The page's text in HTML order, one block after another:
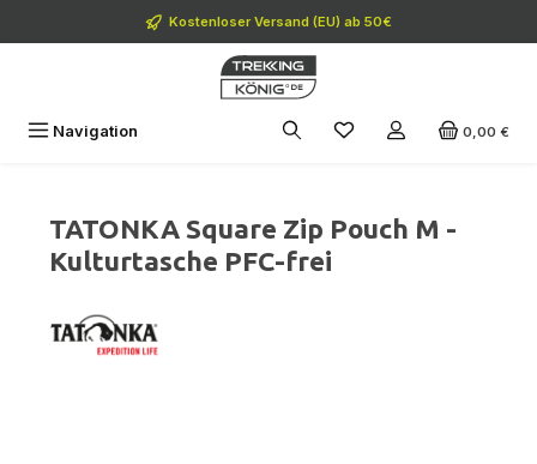
Zum Hauptinhalt springenKostenloser Versand (EU) ab 50€
Navigation 0,00 €
TATONKA Square Zip Pouch M -
Kulturtasche PFC-frei